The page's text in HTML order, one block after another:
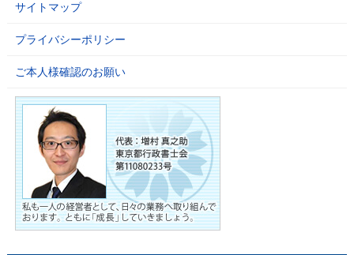
サイトマップ
プライバシーポリシー
ご本人様確認のお願い